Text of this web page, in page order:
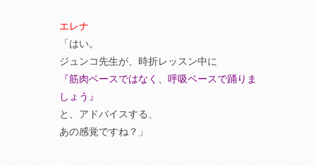
エレナ
「はい。
ジュンコ先生が、時折レッスン中に
『筋肉ベースではなく、呼吸ベースで踊りま
しょう』
と、アドバイスする、
あの感覚ですね？」